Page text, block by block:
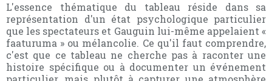
L'essence thématique du tableau réside dans sa
représentation d'un état psychologique particulier
que les spectateurs et Gauguin lui-même appelaient «
faaturuma » ou mélancolie. Ce qu'il faut comprendre,
c'est que ce tableau ne cherche pas à raconter une
histoire spécifique ou à documenter un événement